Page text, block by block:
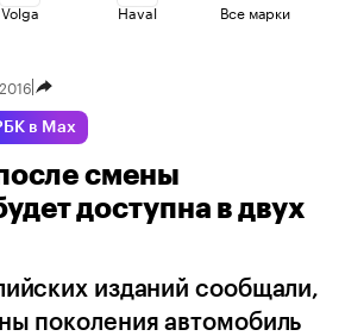
Volga Haval
Jaecoo
Geely Esteo
Все марки
в Max
смены
доступна в двух
изданий сообщали,
поколения автомобиль